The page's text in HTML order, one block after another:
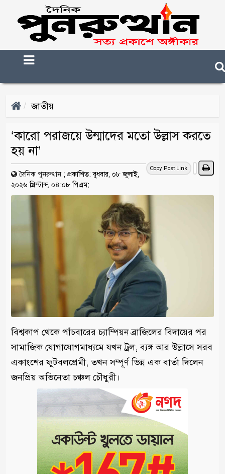
জাতীয়
‘কারো পরাজয়ে উন্মাদের মতো উল্লাস করতে
হয় না’
Copy Post Link
দৈনিক পুনরুত্থান ; প্রকাশিত: বুধবার, ০৮ জুলাই,
২০২৬ খ্রিস্টাব্দ, ০৪:০৮ পিএম;
বিশ্বকাপ থেকে পাঁচবারের চ্যাম্পিয়ন ব্রাজিলের বিদায়ের পর
সামাজিক যোগাযোগমাধ্যমে যখন ট্রল, ব্যঙ্গ আর উল্লাসে সরব
একাংশের ফুটবলপ্রেমী, তখন সম্পূর্ণ ভিন্ন এক বার্তা দিলেন
জনপ্রিয় অভিনেতা চঞ্চল চৌধুরী।